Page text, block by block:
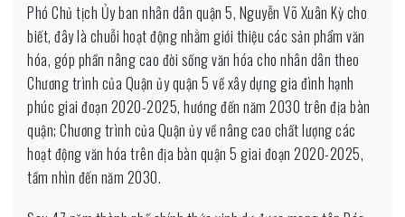
Phó Chủ tịch Ủy ban nhân dân quận 5, Nguyễn Võ Xuân Kỳ cho
biết, đây là chuỗi hoạt động nhằm giới thiệu các sản phẩm văn
hóa, góp phần nâng cao đời sống văn hóa cho nhân dân theo
Chương trình của Quận ủy quận 5 về xây dựng gia đình hạnh
phúc giai đoạn 2020-2025, hướng đến năm 2030 trên địa bàn
quận; Chương trình của Quận ủy về nâng cao chất lượng các
hoạt động văn hóa trên địa bàn quận 5 giai đoạn 2020-2025,
tầm nhìn đến năm 2030.